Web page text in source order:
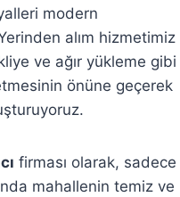
modern
alım hizmetimiz
ve ağır yükleme gibi
önüne geçerek
firması olarak, sadece
mahallenin temiz ve